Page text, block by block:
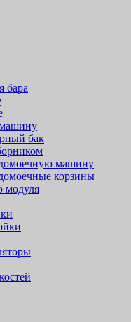
бара
бак
машину
корзины
модуля